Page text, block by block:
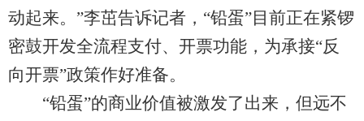
动起来。”李茁告诉记者，“铅蛋”目前正在紧锣
密鼓开发全流程支付、开票功能，为承接“反
向开票”政策作好准备。
“铅蛋”的商业价值被激发了出来，但远不